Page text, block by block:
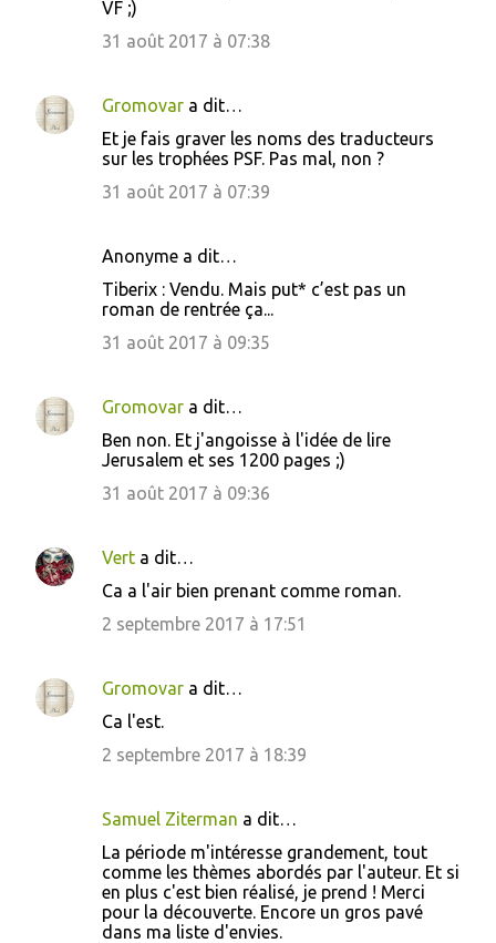
VF ;)
31 août 2017 à 07:38
Gromovar a dit…
Et je fais graver les noms des traducteurs
sur les trophées PSF. Pas mal, non ?
31 août 2017 à 07:39
Anonyme a dit…
Tiberix : Vendu. Mais put* c’est pas un
roman de rentrée ça...
31 août 2017 à 09:35
Gromovar a dit…
Ben non. Et j'angoisse à l'idée de lire
Jerusalem et ses 1200 pages ;)
31 août 2017 à 09:36
Vert a dit…
Ca a l'air bien prenant comme roman.
2 septembre 2017 à 17:51
Gromovar a dit…
Ca l'est.
2 septembre 2017 à 18:39
Samuel Ziterman a dit…
La période m'intéresse grandement, tout
comme les thèmes abordés par l'auteur. Et si
en plus c'est bien réalisé, je prend ! Merci
pour la découverte. Encore un gros pavé
dans ma liste d'envies.